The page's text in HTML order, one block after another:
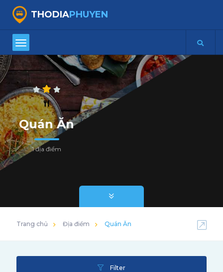
THODIAPHUYEN
Quán Ăn
1 địa điểm
Trang chủ Địa điểm Quán Ăn
Filter